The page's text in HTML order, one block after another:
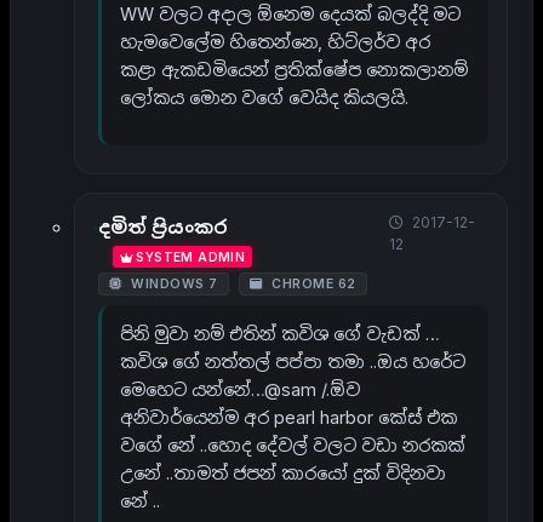
WW වලට අදාල ඕනෙම දෙයක් බලද්දි මට
හැමවෙලේම හිතෙන්නෙ, හිට්ලර්ව අර
කළා ඇකඩමියෙන් ප්‍රතික්ෂේප නොකලානම්
ලෝකය මොන වගේ වෙයිද කියලයි.
දමිත් ප්‍රියංකර
SYSTEM ADMIN
WINDOWS 7 CHROME 62
2017-12-
12
පිනි මුවා නම් එතින් කවිශ ගේ වැඩක් …
කවිශ ගේ නත්තල් පප්පා තමා ..ඔය හරේට
මෙහෙට යන්නේ…@sam /.ඕව
අනිවාර්යෙන්ම අර pearl harbor කේස් එක
වගේ නේ ..හොද දේවල් වලට වඩා නරකක්
උනේ ..තාමත් ජපන් කාරයෝ දුක් විදිනවා
නේ ..